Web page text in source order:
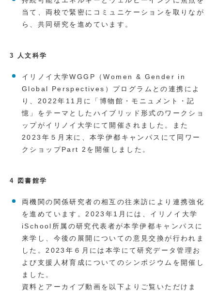
当て、両校で緊密にコミュニケーションを取りなが
ら、共同研究を進めています。
3 人文科学
イリノイ大学WGGP（Women & Gender in
Global Perspectives）プログラムとの連携によ
り、2022年11月に「博物館・モニュメント・記
憶」をテーマとしたハイブリッド形式のワークショ
ップがイリノイ大学にて開催されました。また
2023年５月末に、本学伊都キャンパスにて同ワー
クショップPart 2を開催しました。
4 図書館学
両機関の関係研究者の相互の往来訪により連携強化
を進めています。2023年1月には、イリノイ大学
iSchool所属の研究代表者が本学伊都キャンパスに
来学し、今後の展開についての意見交換が行われま
した。2023年６月には本学にて研究データ管理お
よび支援人材育成についてのシンポジウムを開催し
ました。
資料とアーカイブ動画を以下よりご覧いただけま